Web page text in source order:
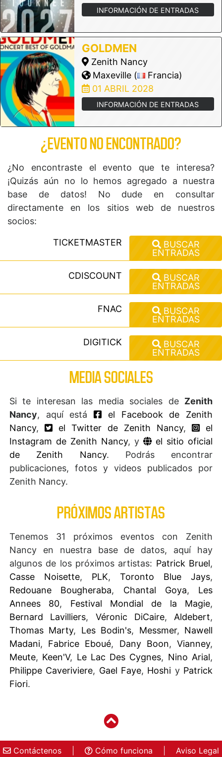
INFORMACIÓN DE ENTRADAS
GOLDMEN
Zenith Nancy
Maxeville (
Francia)
01 ABRIL 2028
INFORMACIÓN DE ENTRADAS
¿EVENTO NO ENCONTRADO?
¿No encontraste el evento que te interesa?
¡Quizás aún no lo hemos agregado a nuestra
base de datos! No dude en consultar
directamente en los sitios web de nuestros
socios:
TICKETMASTER
BUSCAR
ENTRADAS
CDISCOUNT
BUSCAR
ENTRADAS
FNAC
BUSCAR
ENTRADAS
DIGITICK
BUSCAR
ENTRADAS
MEDIA SOCIALES
Si te interesan las media sociales de Zenith
Nancy, aquí está
el Facebook de Zenith
Nancy, el Twitter de Zenith Nancy,
el
Instagram de Zenith Nancy, y
el sitio oficial
de Zenith Nancy. Podrás encontrar
publicaciones, fotos y videos publicados por
Zenith Nancy.
PRÓXIMOS ARTISTAS
Tenemos 31 próximos eventos con Zenith
Nancy en nuestra base de datos, aquí hay
algunos de los próximos artistas: Patrick Bruel,
Casse Noisette, PLK, Toronto Blue Jays,
Redouane Bougheraba, Chantal Goya, Les
Annees 80, Festival Mondial de la Magie,
Bernard Lavilliers, Véronic DiCaire, Aldebert,
Thomas Marty, Les Bodin's, Messmer, Nawell
Madani, Fabrice Eboué, Dany Boon,Vianney,
Meute, Keen'V, Le Lac Des Cygnes, Nino Arial,
Philippe Caveriviere, Gael Faye, Hoshi y Patrick
Fiori.
Contáctenos Cómo funciona Aviso Legal